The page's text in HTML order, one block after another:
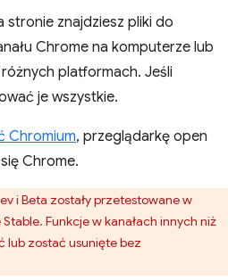
stronie znajdziesz pliki do
Chrome na komputerze lub
platformach. Jeśli
je wszystkie.
Chromium, przeglądarkę open
Chrome.
i Beta zostały przetestowane w
Funkcje w kanałach innych niż
lub zostać usunięte bez